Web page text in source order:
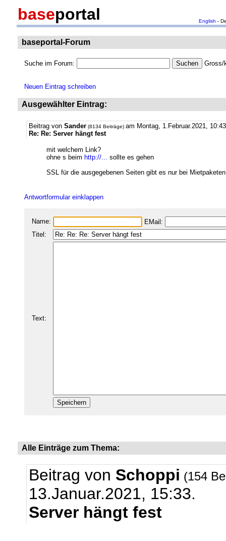
baseportal English -
baseportal-Forum
Suche im Forum: Gross/
Neuen Eintrag schreiben
Ausgewählter Eintrag:
Beitrag von Sander (8134 Beiträge) am Montag, 1.Februar.2021,
Re: Re: Server hängt fest
mit welchem Link?
ohne s beim http://... sollte es gehen
SSL für die ausgegebenen Seiten gibt es nur bei Mietpaketen
Antwortformular einklappen
Name:
EMail:
Titel:
Text:
Alle Einträge zum Thema:
Beitrag von Schoppi (154
13.Januar.2021, 15:33.
Server hängt fest